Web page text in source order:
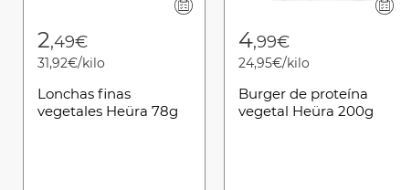
2,49€
31,92€/kilo
Lonchas finas
vegetales Heüra 78g
4,99€
24,95€/kilo
Burger de proteína
vegetal Heüra 200g